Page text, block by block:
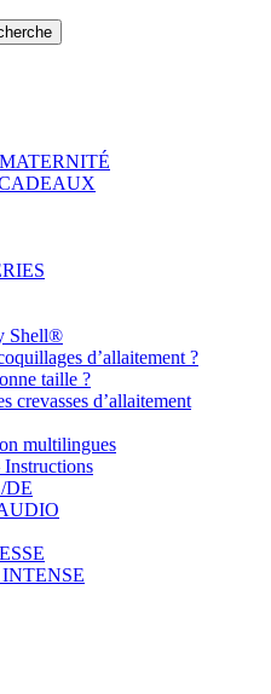
Shell®
d’allaitement ?
taille ?
crevasses d’allaitement
multilingues
DE